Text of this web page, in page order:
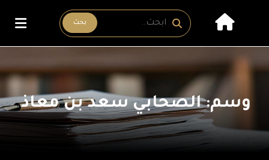
بحث
وسم: الصحابي سعد بن معاذ